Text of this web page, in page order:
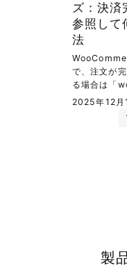
ズ：決済
参照して
法
で、注文が
る場合は「
2025年12月
製